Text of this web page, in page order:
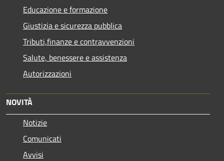
Educazione e formazione
Giustizia e sicurezza pubblica
Tributi,finanze e contravvenzioni
Salute, benessere e assistenza
Autorizzazioni
NOVITÀ
Notizie
Comunicati
Avvisi